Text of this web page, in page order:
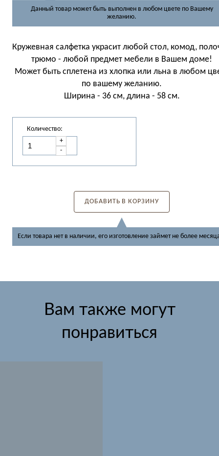
Данный товар может быть выполнен в любом цвете по Вашему
желанию.
Кружевная салфетка украсит любой стол, комод,
трюмо - любой предмет мебели в Вашем доме!
Может быть сплетена из хлопка или льна в любом
по вашему желанию.
Ширина - 36 см, длина - 58 см.
Количество:
+
-
ДОБАВИТЬ В КОРЗИНУ
Если товара нет в наличии, его изготовление займет не более
Вам также могут
понравиться